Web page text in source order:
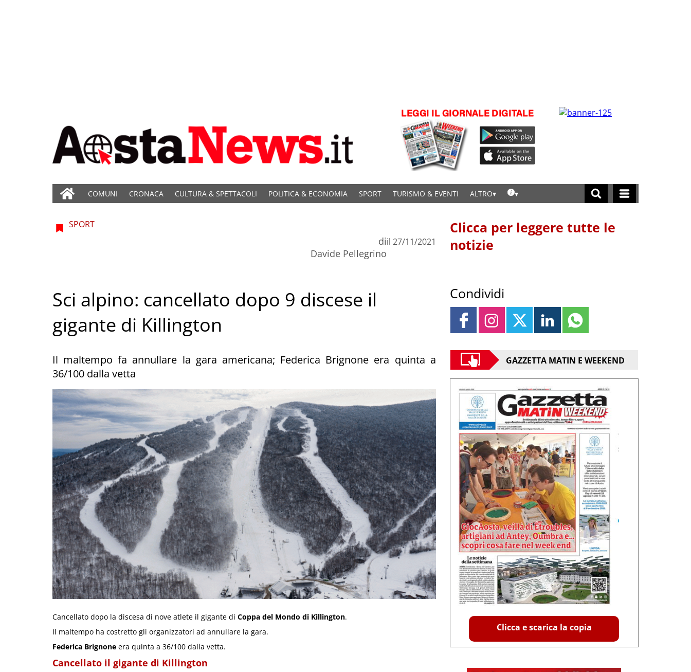
COMUNI CRONACA CULTURA & SPETTACOLI POLITICA & ECONOMIA SPORT TURISMO & EVENTI ALTRO
SPORT
di
Davide Pellegrino
il 27/11/2021
Sci alpino: cancellato dopo 9 discese il
gigante di Killington
Il maltempo fa annullare la gara americana; Federica Brignone era quinta a
36/100 dalla vetta
Cancellato dopo la discesa di nove atlete il gigante di Coppa del Mondo di Killington.
Il maltempo ha costretto gli organizzatori ad annullare la gara.
Federica Brignone era quinta a 36/100 dalla vetta.
Cancellato il gigante di Killington
Clicca per leggere tutte le
notizie
Condividi
GAZZETTA MATIN E WEEKEND
Clicca e scarica la copia